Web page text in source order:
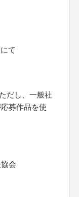
て
だし、一般社
募作品を使
会